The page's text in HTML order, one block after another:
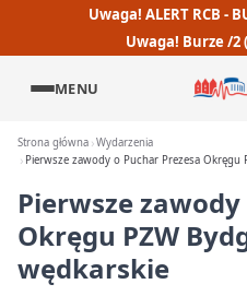
Uwaga! ALERT RCB -
Uwaga! Burze /2
MENU
Strona główna Wydarzenia
Pierwsze zawody o Puchar Prezesa
Pierwsze
Okręgu PZW
wędkarskie